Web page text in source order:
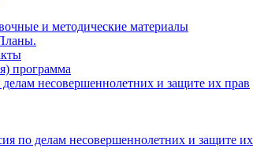
и методические материалы
программа
несовершеннолетних и защите их прав
по делам несовершеннолетних и защите